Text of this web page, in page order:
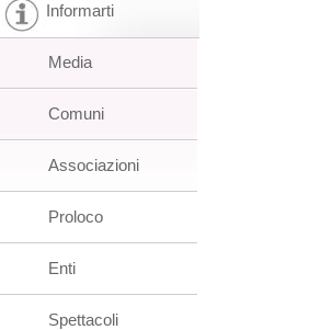
Informarti
Media
Comuni
Associazioni
Proloco
Enti
Spettacoli